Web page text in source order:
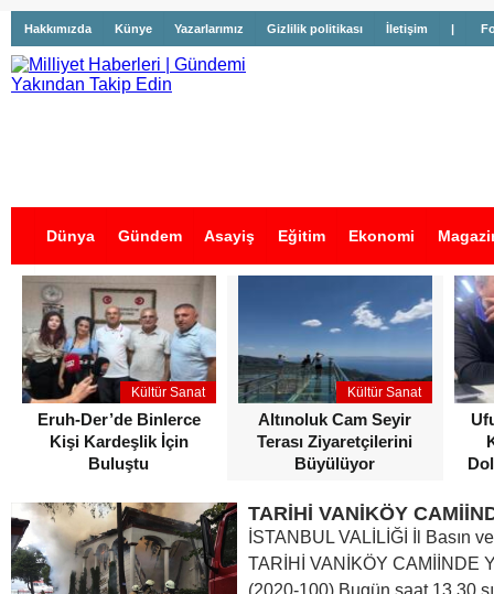
Hakkımızda Künye Yazarlarımız Gizlilik politikası İletişim |
Dünya Gündem Asayiş Eğitim Ekonomi
İş İlanları
Kültür Sanat
Eruh-Der’de Binlerce
Kişi Kardeşlik İçin
Buluştu
Kültür Sanat
Altınoluk Cam Seyir
Terası Ziyaretçilerini
Büyülüyor
TARİHİ VANİKÖY
İSTANBUL VALİLİĞİ İl Basın
TARİHİ VANİKÖY CAMİİNDE
(2020-100) Bugün saat 13.30